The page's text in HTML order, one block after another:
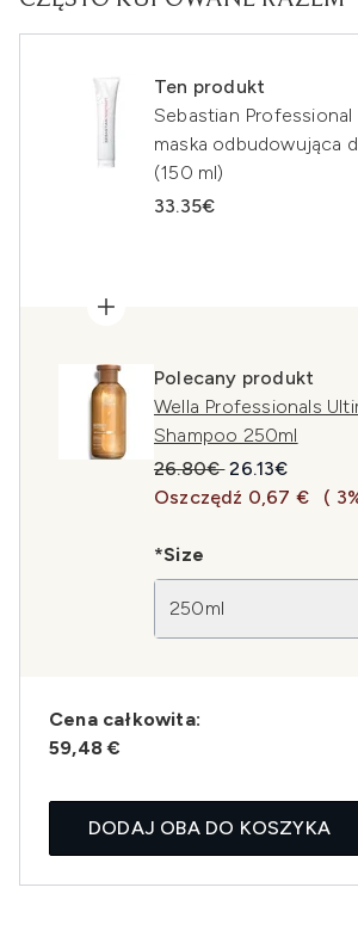
Ten produkt
Sebastian
maska odbudowująca
(150 ml)
33.35€
Polecany produkt
Wella Professionals
Shampoo 250ml
Sugerowana cena
26.80€Aktualna cena:
26.13€
Oszczędź 0,67 €
(
*Size
250ml
Cena całkowita:
59,48 €
DODAJ OBA DO KOSZYKA